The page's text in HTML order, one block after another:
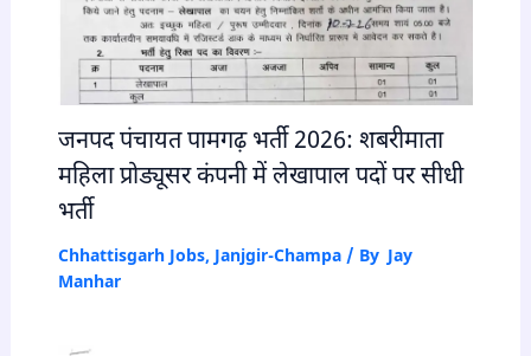
जनपद पंचायत पामगढ़ भर्ती 2026: शबरीमाता
महिला प्रोड्यूसर कंपनी में लेखापाल पदों पर सीधी
भर्ती
Chhattisgarh Jobs, Janjgir-Champa/ By Jay
Manhar